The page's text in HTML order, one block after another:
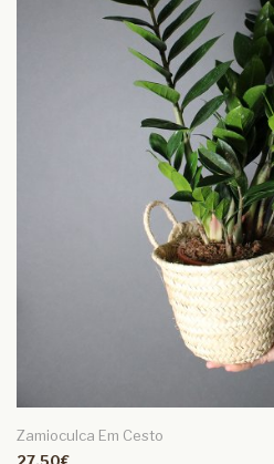
Zamioculca Em Cesto